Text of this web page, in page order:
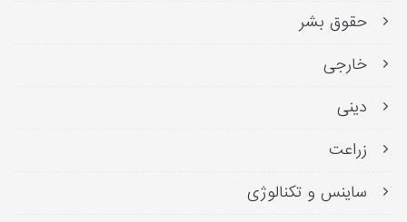
حقوق بشر
خارجی
دینی
زراعت
ساینس و تکنالوژی